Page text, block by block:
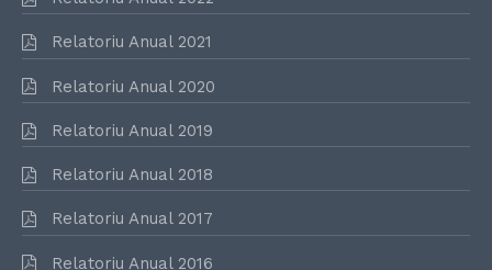
Relatoriu Anual 2021
Relatoriu Anual 2020
Relatoriu Anual 2019
Relatoriu Anual 2018
Relatoriu Anual 2017
Relatoriu Anual 2016